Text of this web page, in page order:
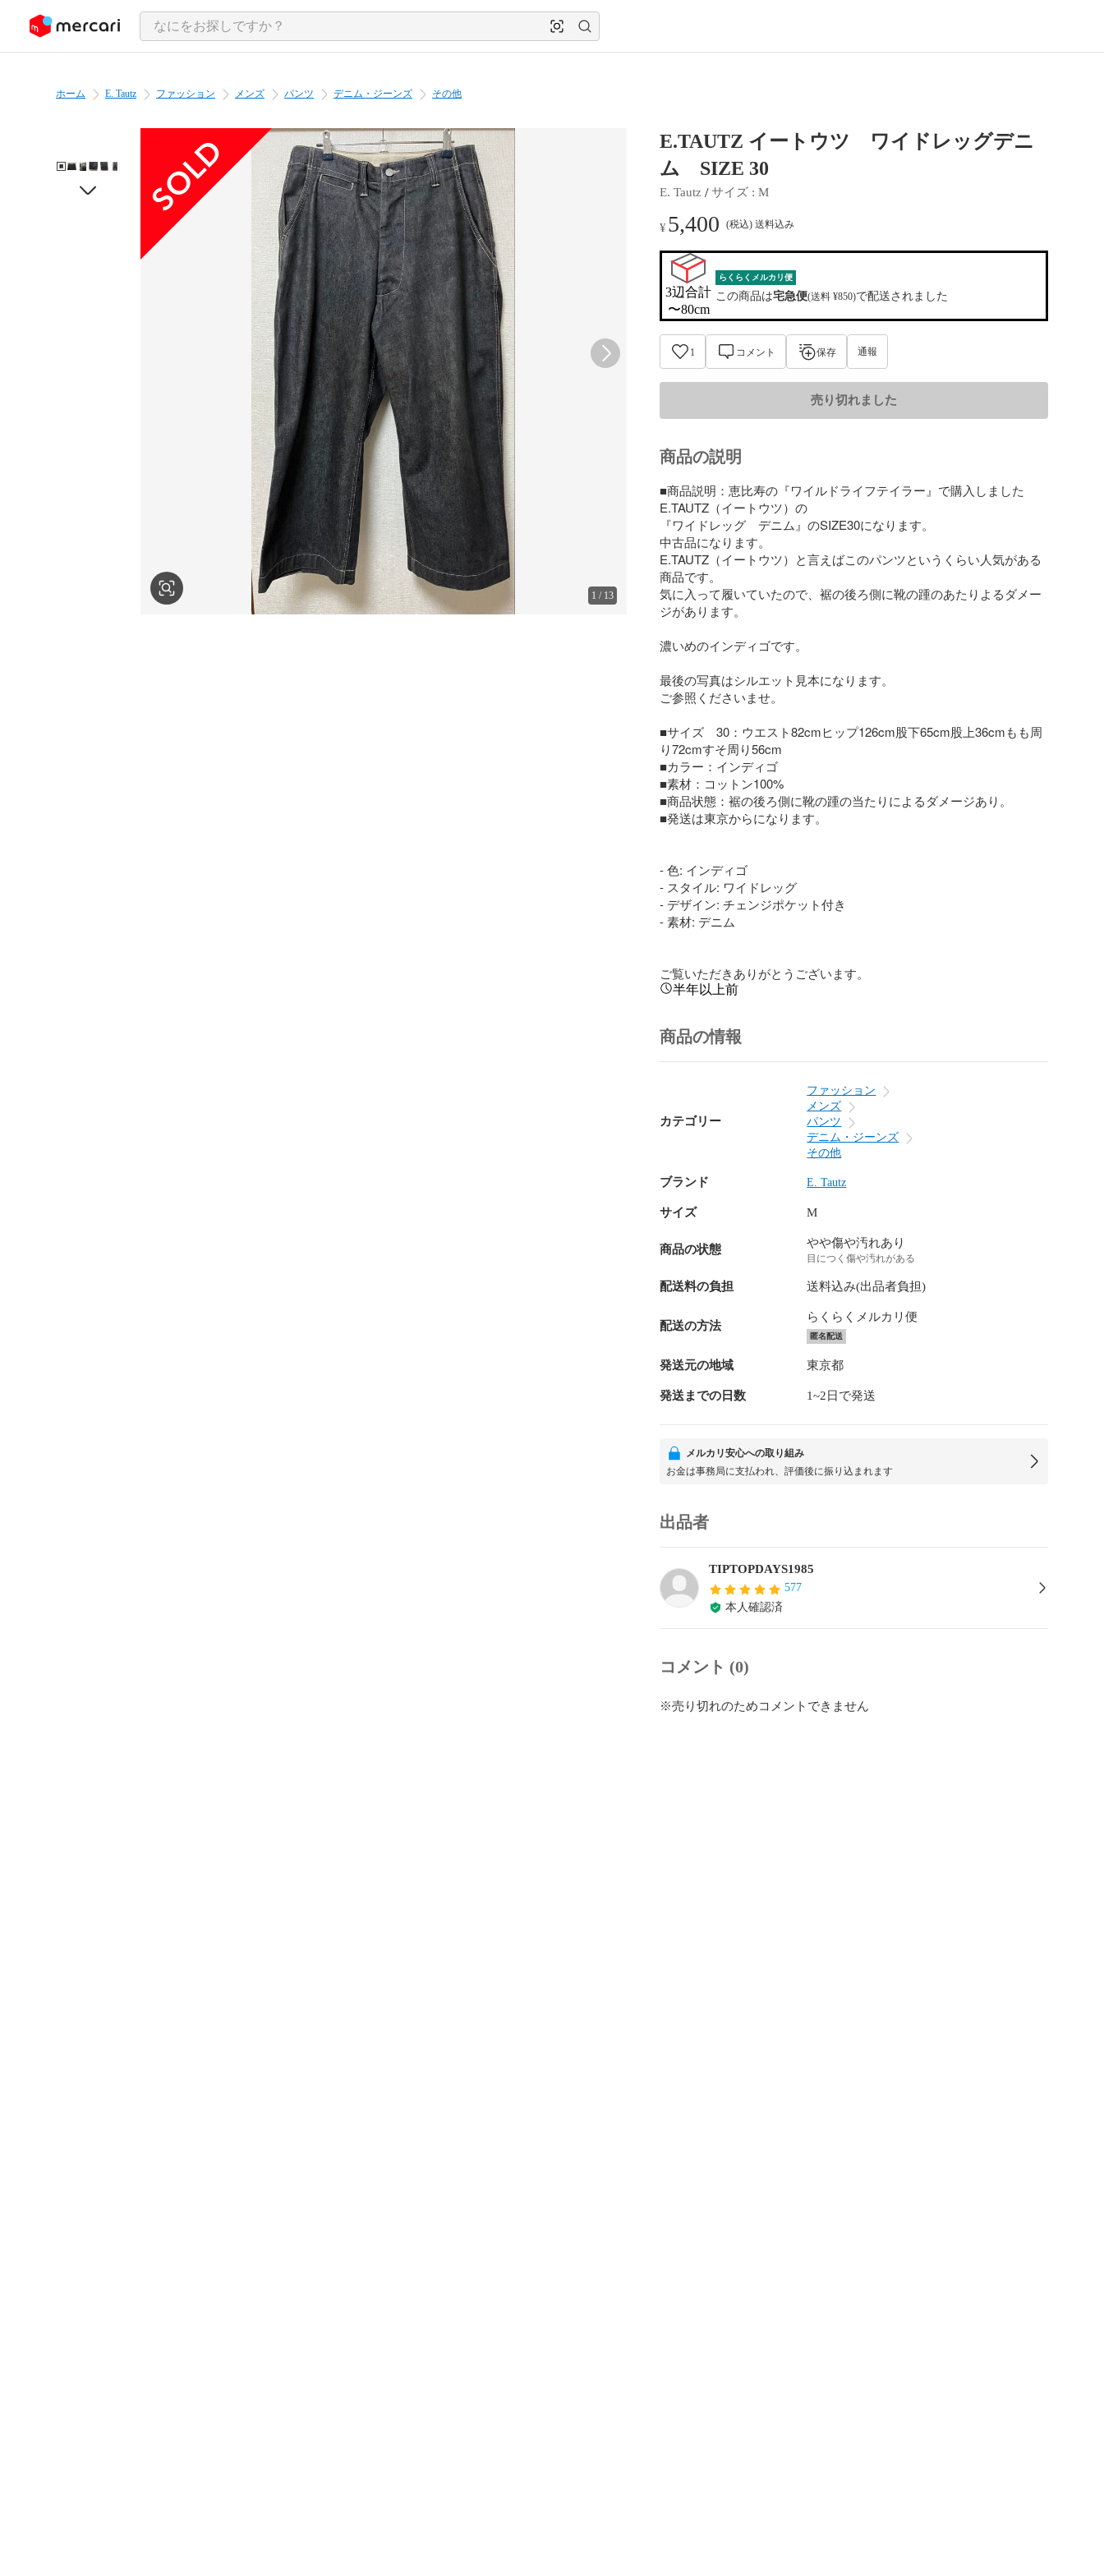
ツにスキップ
ホーム E. Tautz ファッション メンズ パンツ デニム・ジーンズ その他
1 / 13
E.TAUTZ イートウツ ワイドレッグデニ
ム SIZE 30
E. Tautz / サイズ : M
¥ 5,400 (税込) 送料込み
3辺合計
〜80cm
らくらくメルカリ便
この商品は宅急便(送料 ¥850)で配送されました
1 コメント 保存 通報
売り切れました
商品の説明
■商品説明：恵比寿の『ワイルドライフテイラー』で購入しました
E.TAUTZ（イートウツ）の
『ワイドレッグ　デニム』のSIZE30になります。
中古品になります。
E.TAUTZ（イートウツ）と言えばこのパンツというくらい人気がある
商品です。
気に入って履いていたので、裾の後ろ側に靴の踵のあたりよるダメー
ジがあります。
濃いめのインディゴです。
最後の写真はシルエット見本になります。
ご参照くださいませ。
■サイズ　30：ウエスト82cmヒップ126cm股下65cm股上36cmもも周
り72cmすそ周り56cm
■カラー：インディゴ
■素材：コットン100%
■商品状態：裾の後ろ側に靴の踵の当たりによるダメージあり。
■発送は東京からになります。
- 色: インディゴ
- スタイル: ワイドレッグ
- デザイン: チェンジポケット付き
- 素材: デニム
ご覧いただきありがとうございます。
半年以上前
商品の情報
カテゴリー
ファッション
メンズ
パンツ
デニム・ジーンズ
その他
ブランド E. Tautz
サイズ M
商品の状態 やや傷や汚れあり
目につく傷や汚れがある
配送料の負担 送料込み(出品者負担)
配送の方法
らくらくメルカリ便
匿名配送
発送元の地域 東京都
発送までの日数 1~2日で発送
メルカリ安心への取り組み
お金は事務局に支払われ、評価後に振り込まれます
出品者
TIPTOPDAYS1985
577
本人確認済
コメント (0)
※売り切れのためコメントできません